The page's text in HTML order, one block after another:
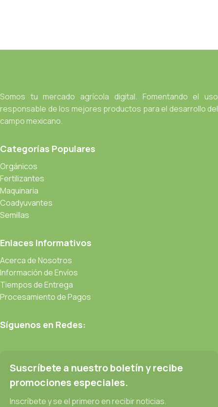
Somos tu mercado agrícola digital. Fomentando el uso
responsable de los mejores productos para el desarrollo del
campo mexicano.
Categorías Populares
Orgánicos
Fertilizantes
Maquinaria
Coadyuvantes
Semillas
Enlaces Informativos
Acerca de Nosotros
Información de Envíos
Tiempos de Entrega
Procesamiento de Pagos
Síguenos en Redes:
Suscríbete a nuestro boletín y recibe
promociones especiales.
Inscríbete y se el primero en recibir noticias.